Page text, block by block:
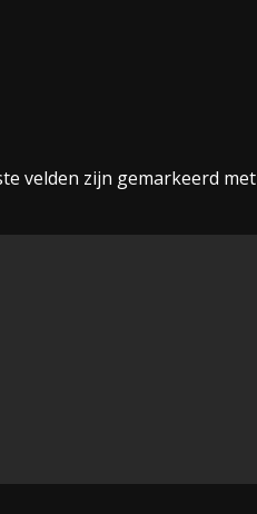
velden zijn gemarkeerd met